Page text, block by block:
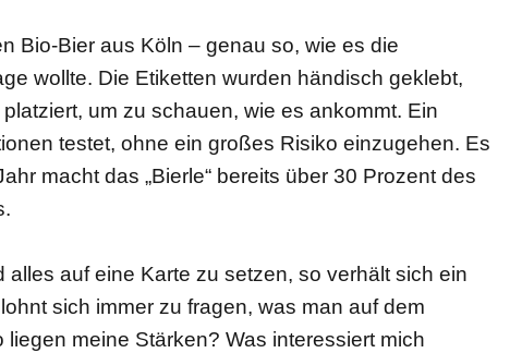
Bio-Bier aus Köln – genau so, wie es die
wollte. Die Etiketten wurden händisch geklebt,
um zu schauen, wie es ankommt. Ein
testet, ohne ein großes Risiko einzugehen. Es
macht das „Bierle“ bereits über 30 Prozent des
auf eine Karte zu setzen, so verhält sich ein
sich immer zu fragen, was man auf dem
meine Stärken? Was interessiert mich